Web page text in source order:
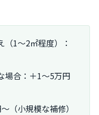
1～2㎡程度）：
場合：＋1～5万円
（小規模な補修）